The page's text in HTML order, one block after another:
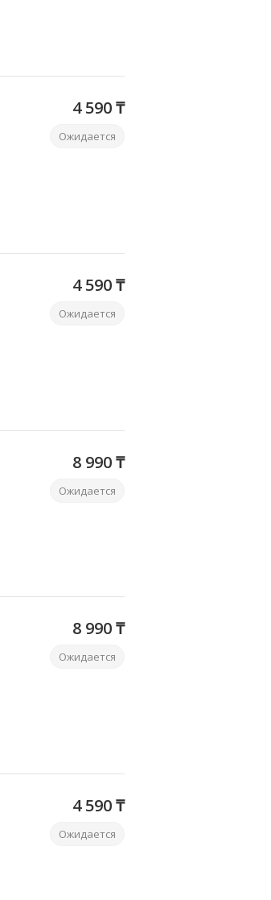
4 590 ₸
Ожидается
4 590 ₸
Ожидается
8 990 ₸
Ожидается
8 990 ₸
Ожидается
4 590 ₸
Ожидается